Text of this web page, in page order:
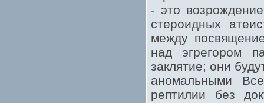
- это
стероидных
между
над эгрегором
заклятие; они
аномальными
рептилии без